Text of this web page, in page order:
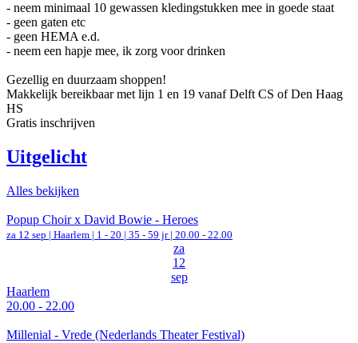
- neem minimaal 10 gewassen kledingstukken mee in goede staat
- geen gaten etc
- geen HEMA e.d.
- neem een hapje mee, ik zorg voor drinken
Gezellig en duurzaam shoppen!
Makkelijk bereikbaar met lijn 1 en 19 vanaf Delft CS of Den Haag
HS
Gratis inschrijven
Uitgelicht
Alles bekijken
Popup Choir x David Bowie - Heroes
za 12 sep | Haarlem | 1 - 20 | 35 - 59 jr | 20.00 - 22.00
za
12
sep
Haarlem
20.00 - 22.00
Millenial - Vrede (Nederlands Theater Festival)